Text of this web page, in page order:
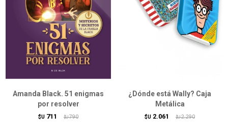
Amanda Black. 51 enigmas
por resolver
$U 711 $U 790
¿Dónde está Wally? Caja
Metálica
$U 2.061 $U 2.290